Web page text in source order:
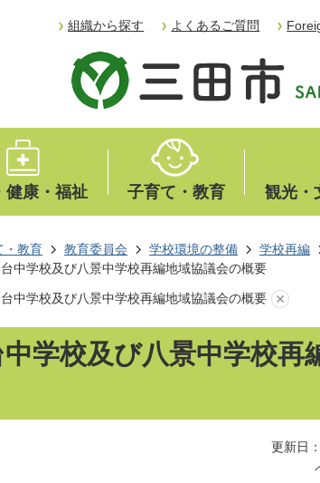
組織から探す よくあるご質問
健康・福祉 子育て・教育 観光・
・教育 教育委員会 学校環境の整備 学校再編
中学校及び八景中学校再編地域協議会の概要
中学校及び八景中学校再編地域協議会の概要
学校及び八景中学校再
更新日